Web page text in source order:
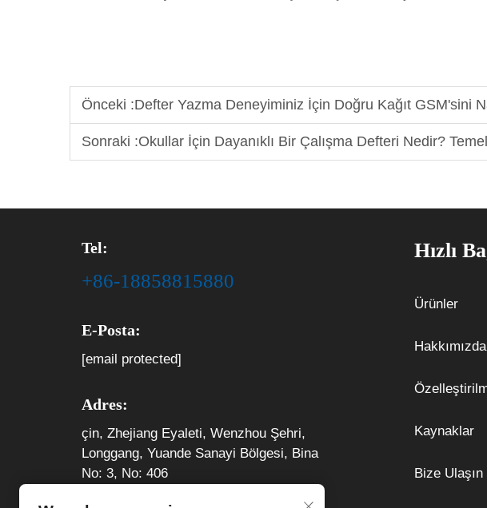
Önceki :Defter Yazma Deneyiminiz İçin Doğru Kağıt GSM'sini
Sonraki :Okullar İçin Dayanıklı Bir Çalışma Defteri Nedir?
Tel:
+86-18858815880
E-Posta:
[email protected]
Adres:
çin, Zhejiang Eyaleti, Wenzhou Şehri,
Longgang, Yuande Sanayi Bölgesi, Bina
No: 3, No: 406
Hızlı
Ürünler
Hakkımızda
Kaynaklar
Bize Ulaşın